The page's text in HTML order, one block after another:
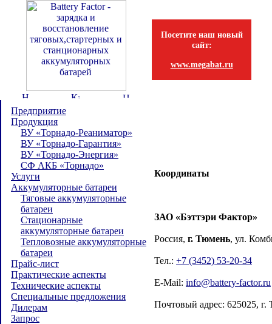
Посетите наш новый
сайт:
www.megabat.ru
Предприятие
Продукция
ВУ «Торнадо-Реаниматор»
ВУ «Торнадо-Гарантия»
ВУ «Торнадо-Энергия»
СФ АКБ «Торнадо»
Услуги
Аккумуляторные батареи
Тяговые аккумуляторные
батареи
Стационарные
аккумуляторные батареи
Тепловозные аккумуляторные
батареи
Прайс-лист
Практические аспекты
Технические аспекты
Специальные предложения
Дилерам
Запрос
Координаты
ЗАО «Бэттэри Фактор»
Россия, г. Тюмень, ул.
Тел.: +7 (3452) 53-20-34
E-Mail: info@battery-factor.ru
Почтовый адрес: 625025, г.